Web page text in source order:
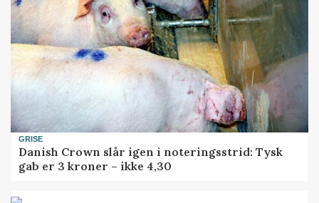
GRISE
Danish Crown slår igen i noteringsstrid: Tysk
gab er 3 kroner – ikke 4,30